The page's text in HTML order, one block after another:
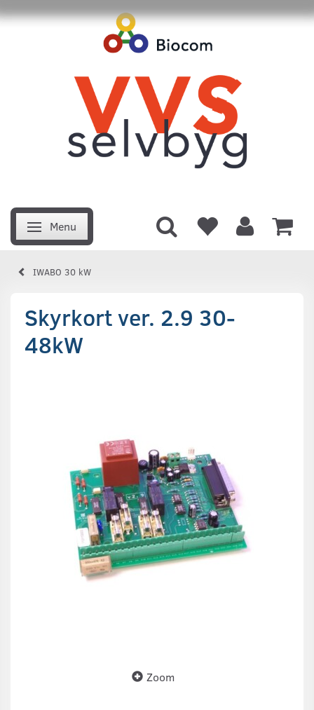
Skifte navigation
Menu
IWABO 30 kW
Skyrkort ver. 2.9 30-
48kW
Zoom